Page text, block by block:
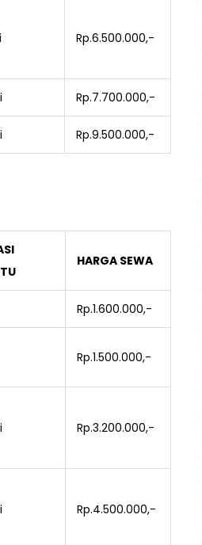
Rp.6.500.000,-
Rp.7.700.000,-
Rp.9.500.000,-
HARGA SEWA
Rp.1.600.000,-
Rp.1.500.000,-
Rp.3.200.000,-
Rp.4.500.000,-